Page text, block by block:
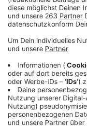
Technikmuseum
geschweißt. Denn
Technikmuseum
mächtiger großer
Optik und Größe von
unterscheiden
Schweröl oder
des 20. Jahrhunderts
wartungsintensiven
Saisoneröffnung
seine Premiere und